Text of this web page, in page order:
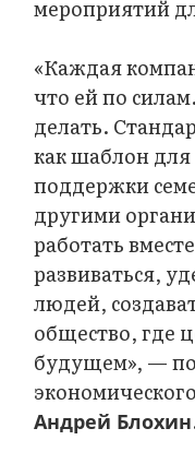
мероприятий
«Каждая
что ей по
делать.
как шаблон
поддержки
другими
работать
развиваться,
людей,
общество, где
будущем», —
Андрей Блохин